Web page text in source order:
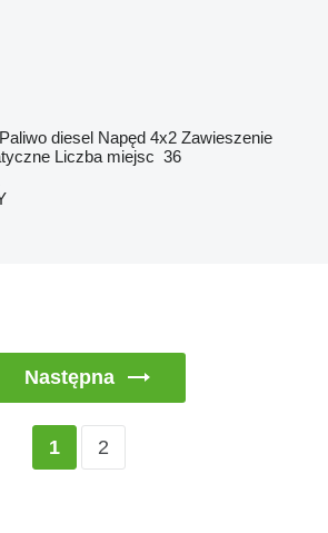
Paliwo diesel Napęd 4x2 Zawieszenie
Liczba miejsc 36
Następna
1 2